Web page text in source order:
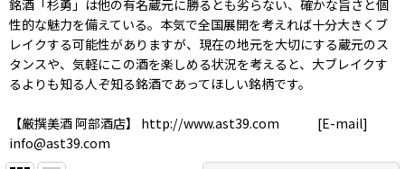
銘酒「杉勇」は他の有名蔵元に勝るとも劣らない、確かな旨さと個
性的な魅力を備えている。本気で全国展開を考えれば十分大きくブ
レイクする可能性がありますが、現在の地元を大切にする蔵元のス
タンスや、気軽にこの酒を楽しめる状況を考えると、大ブレイクす
るよりも知る人ぞ知る銘酒であってほしい銘柄です。
【厳撰美酒 阿部酒店】 http://www.ast39.com [E-mail]
info@ast39.com